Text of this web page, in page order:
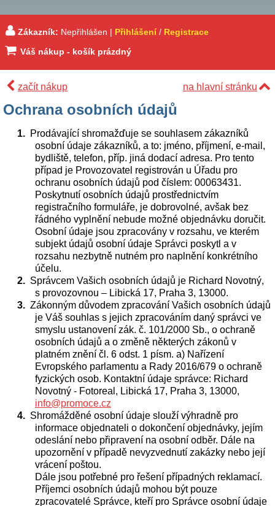
Zákazník: Nepřihlášen | Přihlášení/ Registrace
Váš nákup - košík prázdný
začít nákup na hlavní stránku
Ochrana osobních údajů
Prodávající shromažďuje se souhlasem zákazníků
osobní údaje zákazníků, a to: jméno, příjmení, e-mail,
bydliště, telefon, příp. jiná dodací adresa. Pro tento
případ je Provozovatel registrován u Úřadu pro
ochranu osobních údajů pod číslem: 00063431.
Poskytnutí osobních údajů prostřednictvím
registračního formuláře, je dobrovolné, avšak bez
řádného vyplnění nebude možné objednávku doručit.
Osobní údaje jsou zpracovány v rozsahu, ve kterém
subjekt údajů osobní údaje Správci poskytl a v
rozsahu nezbytně nutném pro naplnění konkrétního
účelu.
Správcem Vašich osobních údajů je Richard Novotný,
s provozovnou – Libická 17, Praha 3, 13000.
Zákonným důvodem zpracování Vašich osobních údajů
je Váš souhlas s jejich zpracováním daný správci ve
smyslu ustanovení zák. č. 101/2000 Sb., o ochraně
osobních údajů a o změně některých zákonů v
platném znění čl. 6 odst. 1 písm. a) Nařízení
Evropského parlamentu a Rady 2016/679 o ochraně
fyzických osob. Kontaktní údaje správce: Richard
Novotný - Fotoreal, Libická 17, Praha 3, 13000,
info@promoce.cz
Shromážděné osobní údaje slouží výhradně pro
informace objednateli o dokončení objednávky, jejím
odeslání nebo připravení na osobní odběr. Dále na
upozornění v případě nevyzvednutí zakázky nebo její
vrácení poštou.
Dále jsou potřebné pro řešení případných reklamací.
Příjemci osobních údajů mohou být pouze
zpracovatelé Správce, kteří pro Správce osobní údaje